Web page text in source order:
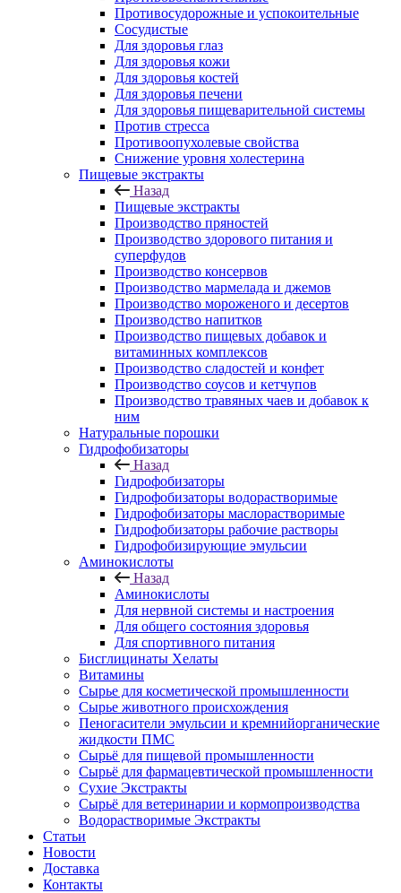
Противосудорожные и успокоительные
Сосудистые
Для здоровья глаз
Для здоровья кожи
Для здоровья костей
Для здоровья печени
Для здоровья пищеварительной системы
Против стресса
Противоопухолевые свойства
Снижение уровня холестерина
Пищевые экстракты
Назад
Пищевые экстракты
Производство пряностей
Производство здорового питания и
суперфудов
Производство консервов
Производство мармелада и джемов
Производство мороженого и десертов
Производство напитков
Производство пищевых добавок и
витаминных комплексов
Производство сладостей и конфет
Производство соусов и кетчупов
Производство травяных чаев и добавок к
ним
Натуральные порошки
Гидрофобизаторы
Назад
Гидрофобизаторы
Гидрофобизаторы водорастворимые
Гидрофобизаторы маслорастворимые
Гидрофобизаторы рабочие растворы
Гидрофобизирующие эмульсии
Аминокислоты
Назад
Аминокислоты
Для нервной системы и настроения
Для общего состояния здоровья
Для спортивного питания
Бисглицинаты Хелаты
Витамины
Сырье для косметической промышленности
Сырье животного происхождения
Пеногасители эмульсии и кремнийорганические
жидкости ПМС
Сырьё для пищевой промышленности
Сырьё для фармацевтической промышленности
Сухие Экстракты
Сырьё для ветеринарии и кормопроизводства
Водорастворимые Экстракты
Статьи
Новости
Доставка
Контакты